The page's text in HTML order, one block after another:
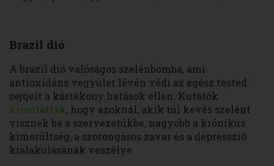
Brazil dió
A brazil dió valóságos szelénbomba, ami
antioxidáns vegyület lévén védi az egész tested
sejtjeit a kártékony hatások ellen. Kutatók
kimutatták, hogy azoknál, akik túl kevés szelént
visznek be a szervezetükbe, nagyobb a krónikus
kimerültség, a szorongásos zavar és a depresszió
kialakulásának veszélye.